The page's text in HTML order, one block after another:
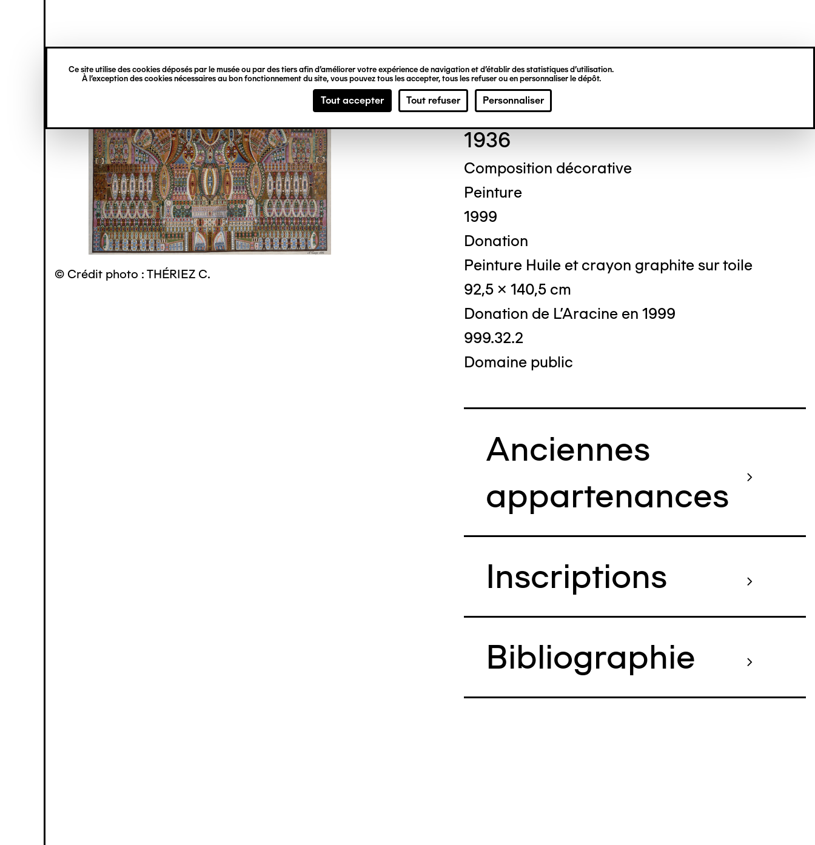
Ce site utilise des cookies déposés par le musée ou par des tiers afin d’améliorer votre expérience de navigation et d’établir des statistiques d’utilisation.
À l’exception des cookies nécessaires au bon fonctionnement du site, vous pouvez tous les accepter, tous les refuser ou en personnaliser le dépôt.
Tout accepter Tout refuser Personnaliser
principal
verticale
© Crédit photo : THÉRIEZ C.
Augustin LESAGE
1936
Composition décorative
Peinture
1999
Donation
Peinture Huile et crayon graphite sur toile
92,5 x 140,5 cm
Donation de L'Aracine en 1999
999.32.2
Domaine public
Anciennes
appartenances
Inscriptions
Bibliographie